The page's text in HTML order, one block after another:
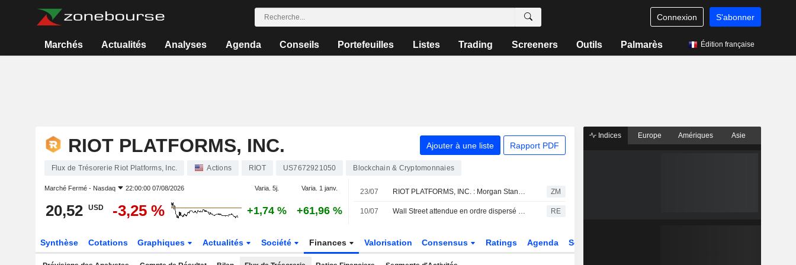
Connexion S'abonner
Marchés Actualités Analyses Agenda Conseils Portefeuilles Listes Trading Screeners Outils Palmarès Édition française
RIOT PLATFORMS, INC. Ajouter à une liste Rapport PDF
Flux de Trésorerie Riot Platforms, Inc. Actions RIOT US7672921050 Blockchain & Cryptomonnaies
Marché Fermé - Nasdaq 22:00:00 07/08/2026 Varia. 5j. Varia. 1 janv.
20,52 USD -3,25 % +1,74 % +61,96 %
23/07 RIOT PLATFORMS, INC. : Morgan Stanley à l'achat ZM
10/07 Wall Street attendue en ordre dispersé avant l'introduction en bourse de SK Hynix ; le Moyen-Orient sous surveillance RE
Synthèse Cotations Graphiques Actualités Société Finances Valorisation Consensus Ratings Agenda Secteur
Indices Europe Amériques Asie